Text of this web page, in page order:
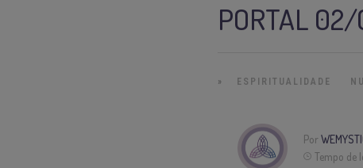
PORTAL 02/
» ESPIRITUALIDADE
Por
Tempo de